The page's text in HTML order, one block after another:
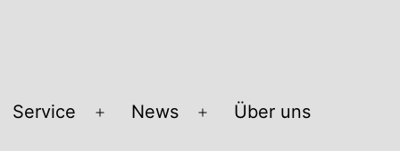
Service
Menü
News
Menü
Über uns